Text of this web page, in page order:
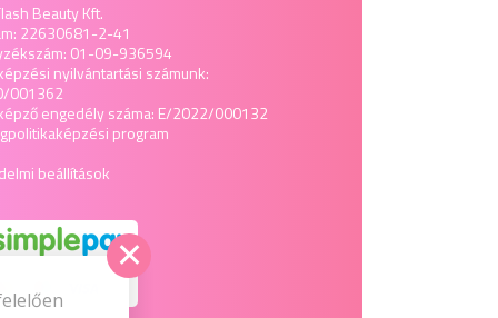
Beauty Kft.
22630681-2-41
01-09-936594
nyilvántartási számunk:
001362
engedély száma: E/2022/000132
képzési program
beállítások